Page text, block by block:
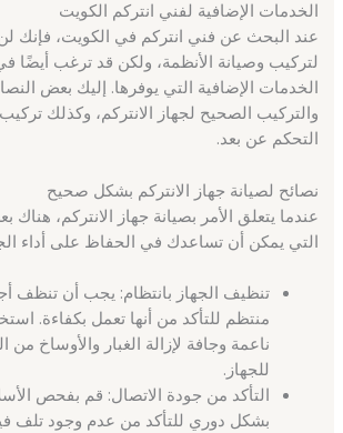
الخدمات الإضافية لفني انتركم الكويت
عند البحث عن فني انتركم في الكويت، فإنك
لتركيب وصيانة الأنظمة، ولكن قد ترغب أيضًا
الخدمات الإضافية التي يوفرها. إليك بعض
والتركيب الصحيح لجهاز الانتركم، وكذلك
التحكم عن بعد.
نصائح لصيانة جهاز الانتركم بشكل صحيح
عندما يتعلق الأمر بصيانة جهاز الانتركم، هناك
التي يمكن أن تساعدك في الحفاظ على أداء
تنظيف الجهاز بانتظام: يجب أن تنظف
منتظم للتأكد من أنها تعمل بكفاءة.
ناعمة وجافة لإزالة الغبار والأوساخ
للجهاز.
التأكد من جودة الاتصال: قم بفحص
بشكل دوري للتأكد من عدم وجود تلف